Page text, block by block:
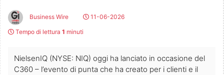
Business Wire
11-06-2026
Tempo di lettura 1 minuti
NielsenIQ (NYSE: NIQ) oggi ha lanciato in occasione del
C360 – l’evento di punta che ha creato per i clienti e il